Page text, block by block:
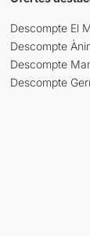
Descompte El
Descompte
Descompte
Descompte